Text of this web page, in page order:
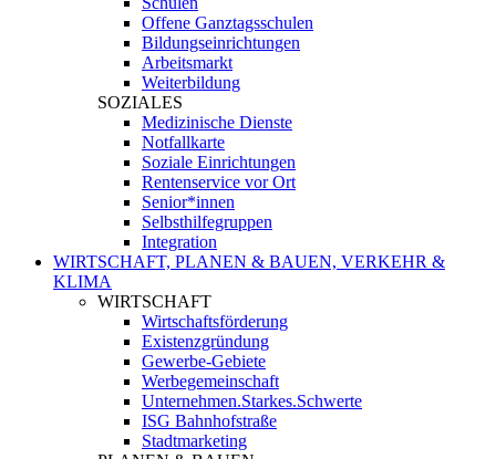
Offene Ganztagsschulen
Bildungseinrichtungen
Arbeitsmarkt
Weiterbildung
SOZIALES
Medizinische Dienste
Notfallkarte
Soziale Einrichtungen
Rentenservice vor Ort
Senior*innen
Selbsthilfegruppen
Integration
WIRTSCHAFT, PLANEN & BAUEN, VERKEHR &
KLIMA
WIRTSCHAFT
Wirtschaftsförderung
Existenzgründung
Gewerbe-Gebiete
Werbegemeinschaft
Unternehmen.Starkes.Schwerte
ISG Bahnhofstraße
Stadtmarketing